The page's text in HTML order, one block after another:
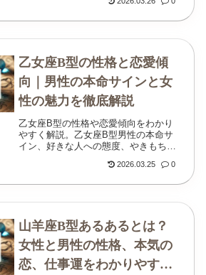
乙女座B型の性格と恋愛傾
向｜男性の本命サインと女
性の魅力を徹底解説
乙女座B型の性格や恋愛傾向をわかり
やすく解説。乙女座B型男性の本命サ
イン、好きな人への態度、やきもち、
力、相性、仕事運、金運まで丁寧に紹
2026.03.25 0
山羊座B型あるあるとは？
女性と男性の性格、本気の
恋、仕事運をわかりやすく